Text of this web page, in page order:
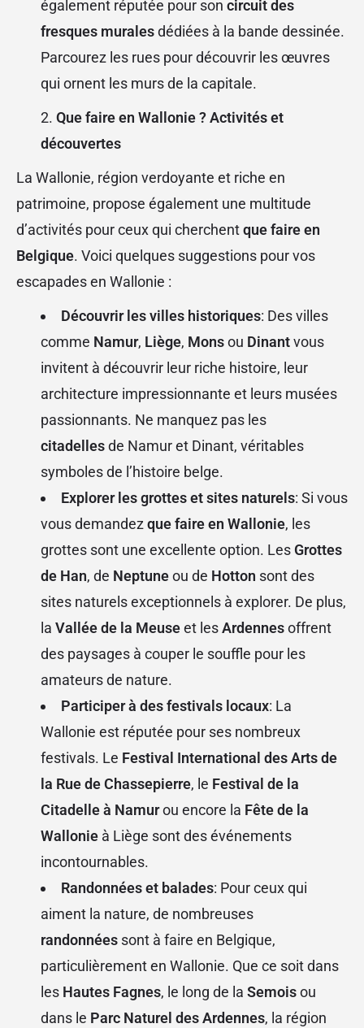
également réputée pour son circuit des
fresques muralesdédiées à la bande dessinée.
Parcourez les rues pour découvrir les œuvres
qui ornent les murs de la capitale.
Que faire en Wallonie ? Activités et
découvertes
La Wallonie, région verdoyante et riche en
patrimoine, propose également une multitude
d’activités pour ceux qui cherchentque faire en
Belgique. Voici quelques suggestions pour vos
escapades en Wallonie :
Découvrir les villes historiques: Des villes
comme Namur, Liège, Monsou Dinantvous
invitent à découvrir leur riche histoire, leur
architecture impressionnante et leurs musées
passionnants. Ne manquez pas les
citadellesde Namur et Dinant, véritables
symboles de l’histoire belge.
Explorer les grottes et sites naturels: Si vous
vous demandezque faire en Wallonie, les
grottes sont une excellente option. Les Grottes
de Han, de Neptuneou de Hotton sont des
sites naturels exceptionnels à explorer. De plus,
la Vallée de la Meuseet lesArdennesoffrent
des paysages à couper le souffle pour les
amateurs de nature.
Participer à des festivals locaux: La
Wallonie est réputée pour ses nombreux
festivals. Le Festival International des Arts de
la Rue de Chassepierre, le Festival de la
Citadelle à Namurou encore la Fête de la
Wallonie à Liège sont des événements
incontournables.
Randonnées et balades: Pour ceux qui
aiment la nature, de nombreuses
randonnées sont à faire en Belgique,
particulièrement en Wallonie. Que ce soit dans
les Hautes Fagnes, le long de la Semoisou
dans le Parc Naturel des Ardennes, la région